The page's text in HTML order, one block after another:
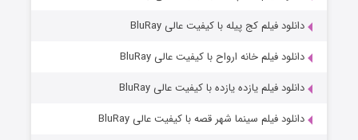
دانلود فیلم کج‌ پیله با کیفیت عالی BluRay
دانلود فیلم خانه ارواح با کیفیت عالی BluRay
دانلود فیلم یازده یازده با کیفیت عالی BluRay
دانلود فیلم سینما شهر قصه با کیفیت عالی BluRay